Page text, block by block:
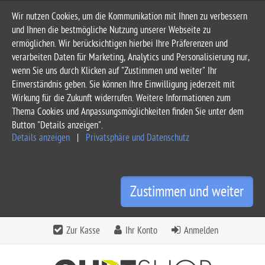
Wir nutzen Cookies, um die Kommunikation mit Ihnen zu verbessern
und Ihnen die bestmögliche Nutzung unserer Webseite zu
ermöglichen. Wir berücksichtigen hierbei Ihre Präferenzen und
verarbeiten Daten für Marketing, Analytics und Personalisierung nur,
wenn Sie uns durch Klicken auf "Zustimmen und weiter" Ihr
Einverständnis geben. Sie können Ihre Einwilligung jederzeit mit
Wirkung für die Zukunft widerrufen. Weitere Informationen zum
Thema Cookies und Anpassungsmöglichkeiten finden Sie unter dem
Button "Details anzeigen".
Details anzeigen
Privatsphäre und Datenschutz
Zustimmen und weiter
Zur Kasse Ihr Konto Anmelden